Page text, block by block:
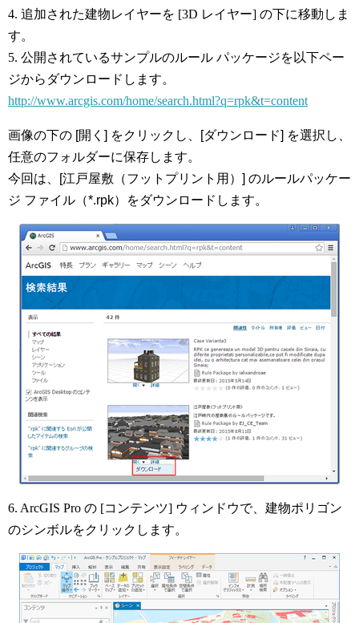
4. 追加された建物レイヤーを [3D レイヤー] の下に移動しま
す。
5. 公開されているサンプルのルール パッケージを以下ペー
ジからダウンロードします。
http://www.arcgis.com/home/search.html?q=rpk&t=content
画像の下の [開く] をクリックし、[ダウンロード] を選択し、
任意のフォルダーに保存します。
今回は、[江戸屋敷（フットプリント用）] のルールパッケー
ジ ファイル（*.rpk）をダウンロードします。
6. ArcGIS Pro の [コンテンツ] ウィンドウで、建物ポリゴン
のシンボルをクリックします。